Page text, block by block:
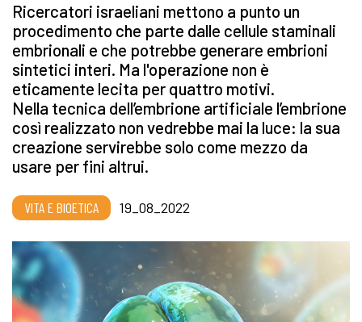
Ricercatori israeliani mettono a punto un
procedimento che parte dalle cellule staminali
embrionali e che potrebbe generare embrioni
sintetici interi. Ma l'operazione non è
eticamente lecita per quattro motivi.
Nella tecnica dell’embrione artificiale l’embrione
così realizzato non vedrebbe mai la luce: la sua
creazione servirebbe solo come mezzo da
usare per fini altrui.
VITA E BIOETICA 19_08_2022